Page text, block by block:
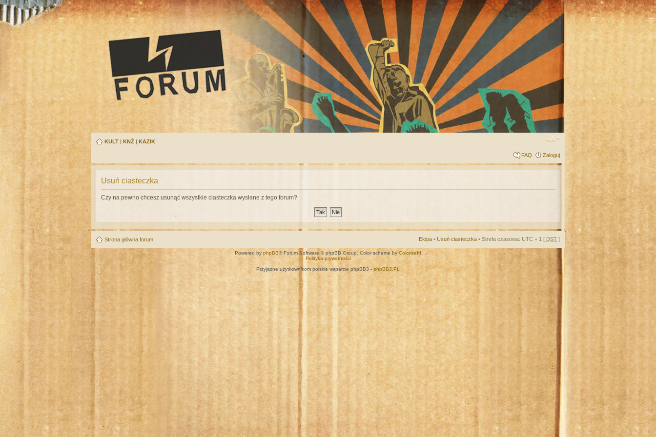
KULT | KNŻ | KAZIK
FAQ Zaloguj
Usuń ciasteczka
Czy na pewno chcesz usunąć wszystkie ciasteczka wysłane z tego forum?
Strona główna forum Ekipa • Usuń ciasteczka • Strefa czasowa: UTC + 1 [ DST ]
Powered by phpBB® Forum Software © phpBB Group. Color scheme byColorizeIt!
Polityka prywatności
Przyjazne użytkownikom polskie wsparcie phpBB3 -phpBB3.PL